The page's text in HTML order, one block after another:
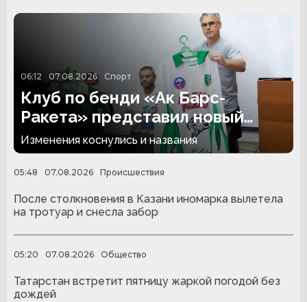
06:12 07.08.2026 Спорт
Клуб по бенди «Ак Барс-
Ракета» представил новый
состав
Изменения коснулись и названия
05:48 07.08.2026 Происшествия
После столкновения в Казани иномарка вылетела
на тротуар и снесла забор
05:20 07.08.2026 Общество
Татарстан встретит пятницу жаркой погодой без
дождей